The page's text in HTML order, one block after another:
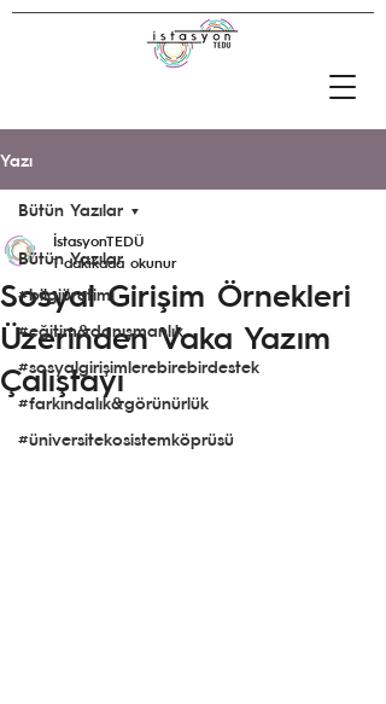
Yazı
Bütün Yazılar
#bilgiüretimi
#eğitim&danışmanlık
#sosyalgirişimlerebirebirdestek
#farkındalık&görünürlük
#üniversitekosistemköprüsü
Bütün Yazılar
Sosyal Girişim Örnekleri
Üzerinden Vaka Yazım
Çalıştayı
İstasyonTEDÜ
1 dakikada okunur